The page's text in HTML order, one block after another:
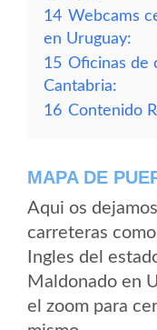
14 Webcams
en Uruguay:
15 Oficinas de
Cantabria:
16 Contenido
MAPA DE
Aqui os
carreteras
Ingles del
Maldonado en
el zoom para